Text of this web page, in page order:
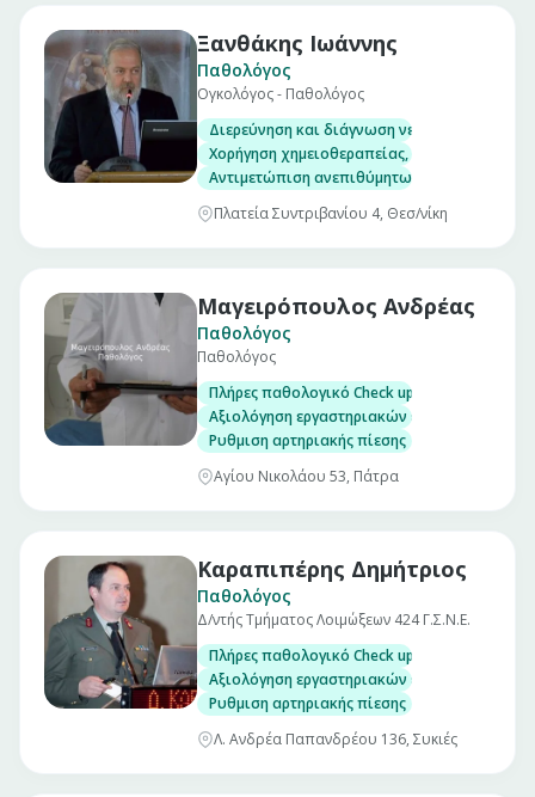
Ξανθάκης Ιωάννης
Παθολόγος
Ογκολόγος - Παθολόγος
Διερεύνηση και διάγνωση νεοπλασιών
Χορήγηση χημειοθεραπείας,
Αντιμετώπιση ανεπιθύμητων ενεργειών και
Πλατεία Συντριβανίου 4, Θεσ/νίκη
Μαγειρόπουλος Ανδρέας
Παθολόγος
Παθολόγος
Πλήρες παθολογικό Check up σε άνδρες και
Αξιολόγηση εργαστηριακών εξετάσεων
Ρυθμιση αρτηριακής πίεσης
Αγίου Νικολάου 53, Πάτρα
Καραπιπέρης Δημήτριος
Παθολόγος
Δ/ντής Τμήματος Λοιμώξεων 424 Γ.Σ.Ν.Ε.
Πλήρες παθολογικό Check up σε άνδρες και
Αξιολόγηση εργαστηριακών εξετάσεων
Ρυθμιση αρτηριακής πίεσης
Λ. Ανδρέα Παπανδρέου 136, Συκιές